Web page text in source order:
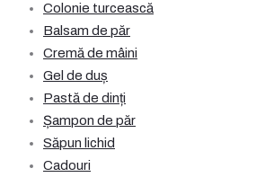
Colonie turcească
Balsam de păr
Cremă de mâini
Gel de duș
Pastă de dinți
Șampon de păr
Săpun lichid
Cadouri